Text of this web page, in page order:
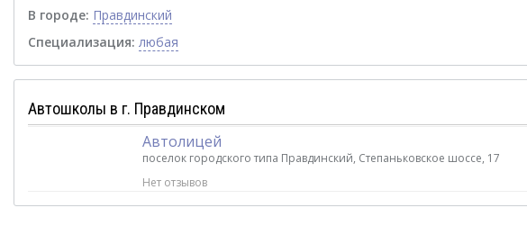
В городе: Правдинский
Специализация: любая
Автошколы в г. Правдинском
Автолицей
поселок городского типа Правдинский, Степаньковское шоссе, 17
Нет отзывов